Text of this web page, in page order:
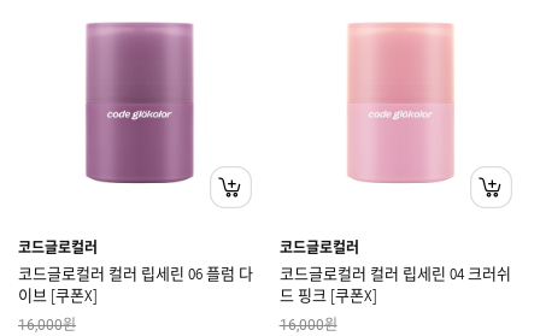
코드글로컬러
코드글로컬러 컬러 립세린 06 플럼 다
이브 [쿠폰X]
16,000원
코드글로컬러
코드글로컬러 컬러 립세린 04 크러쉬
드 핑크 [쿠폰X]
16,000원